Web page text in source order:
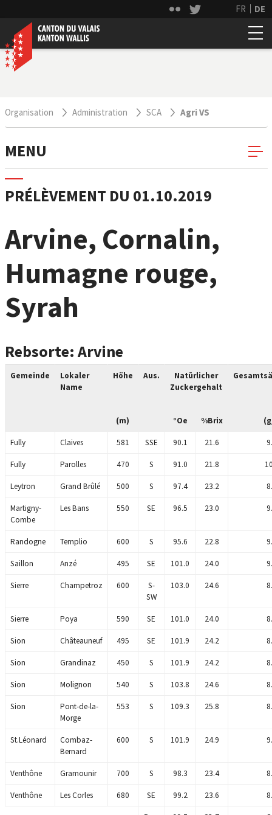
FR DE
Organisation Administration SCA Agri VS
MENU
PRÉLÈVEMENT DU 01.10.2019
Arvine, Cornalin,
Humagne rouge,
Syrah
Rebsorte: Arvine
Gemeinde
Lokaler
Name
Höhe Aus.
Natürlicher
Zuckergehalt
(m) °Oe %Brix
Fully Claives 581 SSE 90.1 21.6
Fully Parolles 470 S 91.0 21.8
Leytron Grand Brûlé 500 S 97.4 23.2
Martigny-
Combe
Les Bans 550 SE 96.5 23.0
Randogne Templio 600 S 95.6 22.8
Saillon Anzé 495 SE 101.0 24.0
Sierre Champetroz 600
S-
SW
103.0 24.6
Sierre Poya 590 SE 101.0 24.0
Sion Châteauneuf 495 SE 101.9 24.2
Sion Grandinaz 450 S 101.9 24.2
Sion Molignon 540 S 103.8 24.6
Sion
Pont-de-la-
Morge
553 S 109.3 25.8
St.Léonard
Combaz-
Bernard
600 S 101.9 24.9
Venthône Gramounir 700 S 98.3 23.4
Venthône Les Corles 680 SE 99.2 23.6